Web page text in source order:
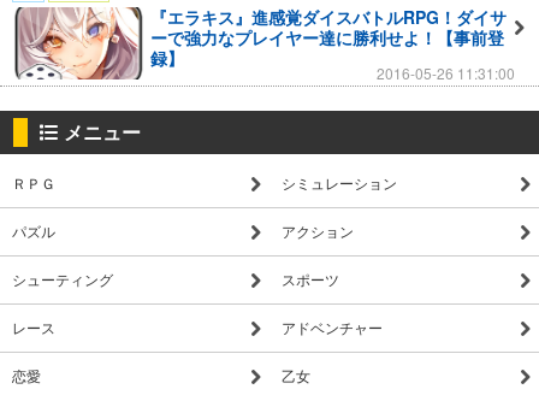
◆◆◆◆◆◆◆◆◆◆◆◆◆
◆ゲーム紹介◆
◆◆◆◆◆◆◆◆◆◆◆◆◆
ダイサーと呼ばれるユニットを駆使し、
ボード状のステージを攻略しながら
謎の塔の最上部を目指します。
☆ダイサーの「選択」で生まれる2つのバトル方式☆
【ボードバトル】
遠距離攻撃や後方攻撃など、
6種類の攻撃タイプを持つダイサーで
パーティを組み、様々な戦略を生み出そう。
ボス到達前に、ボス攻略?なんてこともあり得る！
『エラキス』進感覚ダイスバトルRPG！ダイサ
ーで強力なプレイヤー達に勝利せよ！【事前登
録】
2016-05-26 11:31:00
メニュー
ＲＰＧ シミュレーション
パズル アクション
シューティング スポーツ
レース アドベンチャー
恋愛 乙女